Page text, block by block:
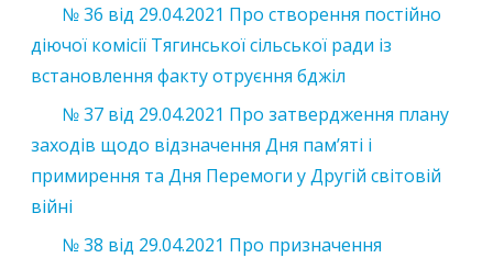
№ 36 від 29.04.2021 Про створення постійно
діючої комісії Тягинської сільської ради із
встановлення факту отруєння бджіл
№ 37 від 29.04.2021 Про затвердження плану
заходів щодо відзначення Дня пам’яті і
примирення та Дня Перемоги у Другій світовій
війні
№ 38 від 29.04.2021 Про призначення